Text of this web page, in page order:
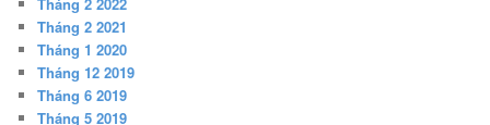
Tháng 2 2021
Tháng 1 2020
Tháng 12 2019
Tháng 6 2019
Tháng 5 2019